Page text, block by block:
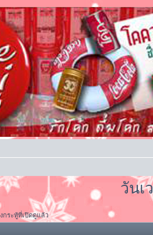
วันเ
กระทู้ที่เปิดดูแล้ว